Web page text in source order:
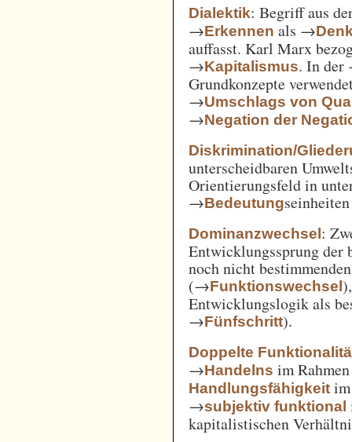
Dialektik: Begriff aus
→Erkennen als →
auffasst. Karl Marx
→Kapitalismus. In
Grundkonzepte
→Umschlags von
→Negation der
Diskrimination/
unterscheidbaren
Orientierungsfeld in
→Bedeutung
Dominanzwechsel:
Entwicklungssprung der
noch nicht
(→Funktionswechsel
Entwicklungslogik als
→Fünfschritt).
Doppelte
→Handelns im
Handlungsfähigkeit
→subjektiv funktional
kapitalistischen